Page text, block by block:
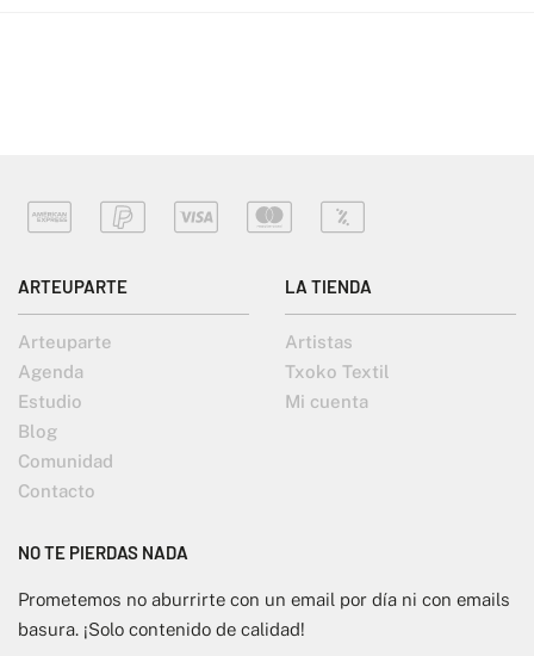
ARTEUPARTE
Arteuparte
Agenda
Estudio
Blog
Comunidad
Contacto
LA TIENDA
Artistas
Txoko Textil
Mi cuenta
NO TE PIERDAS NADA
Prometemos no aburrirte con un email por día ni con emails
basura. ¡Solo contenido de calidad!